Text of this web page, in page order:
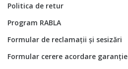
Politica de retur
Program RABLA
Formular de reclamații și sesizări
Formular cerere acordare garanție